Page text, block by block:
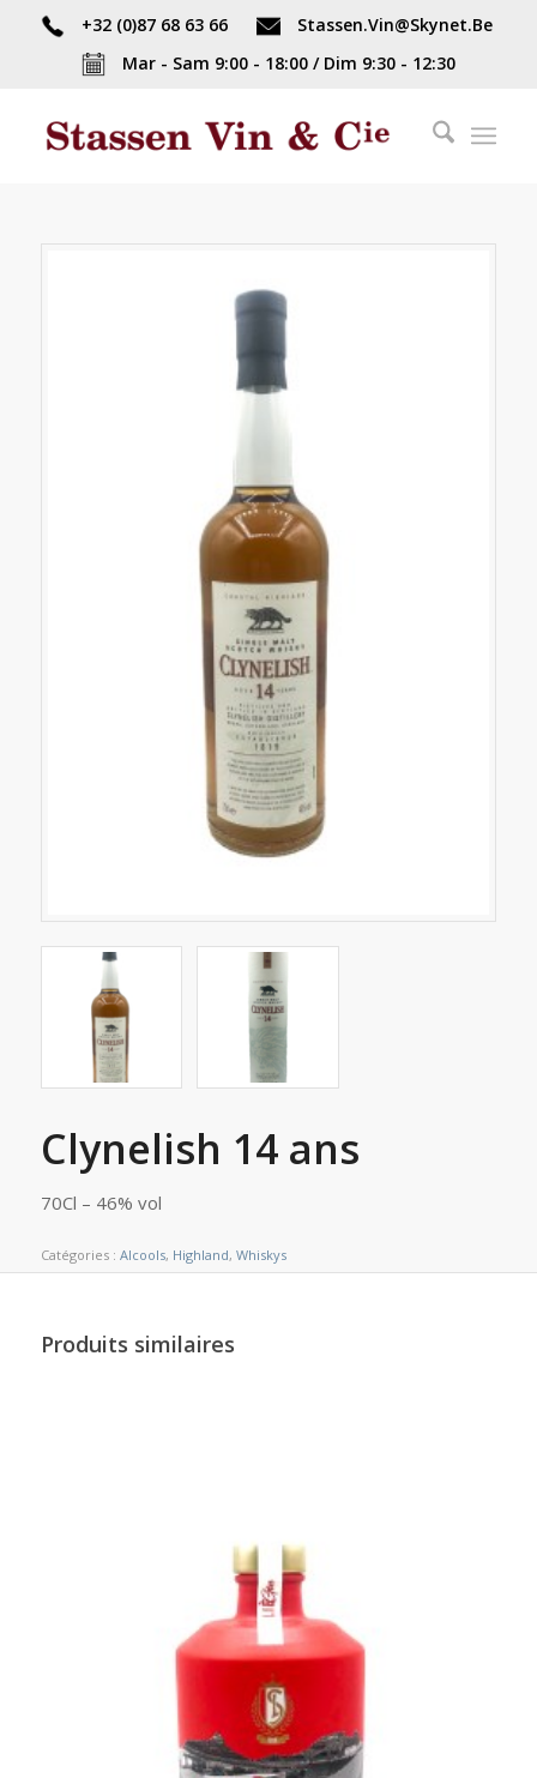
+32 (0)87 68 63 66
Stassen.Vin@Skynet.Be
Mar - Sam 9:00 - 18:00 / Dim 9:30 - 12:30
Clynelish 14 ans
70Cl – 46% vol
Catégories : Alcools, Highland, Whiskys
Produits similaires